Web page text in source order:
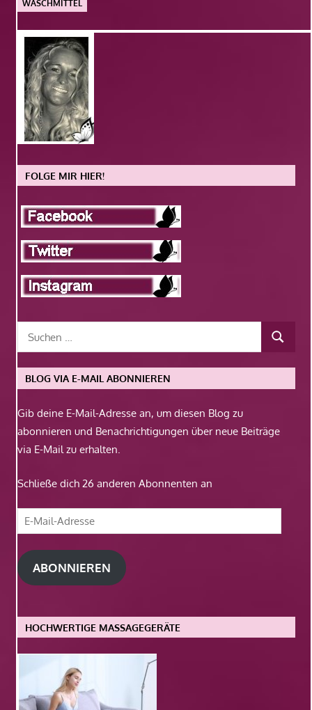
WASCHMITTEL
FOLGE MIR HIER!
BLOG VIA E-MAIL ABONNIEREN
Gib deine E-Mail-Adresse an, um diesen Blog zu
abonnieren und Benachrichtigungen über neue Beiträge
via E-Mail zu erhalten.
Schließe dich 26 anderen Abonnenten an
E-
Mail-
Adresse
ABONNIEREN
HOCHWERTIGE MASSAGEGERÄTE